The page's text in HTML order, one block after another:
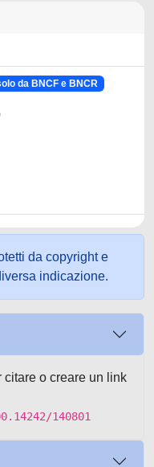
da BNCF e BNCR
da copyright e
indicazione.
o creare un link
140801